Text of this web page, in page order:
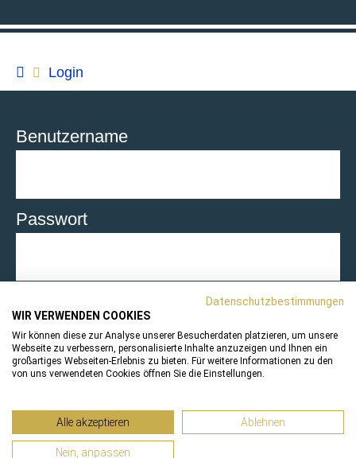
Login
Benutzername
Passwort
Abschicken
Impressum |Kontakt
FaceBook
Datenschutzbestimmungen
WIR VERWENDEN COOKIES
Wir können diese zur Analyse unserer Besucherdaten platzieren, um unsere
Webseite zu verbessern, personalisierte Inhalte anzuzeigen und Ihnen ein
großartiges Webseiten-Erlebnis zu bieten. Für weitere Informationen zu den
von uns verwendeten Cookies öffnen Sie die Einstellungen.
Alle akzeptieren Ablehnen
Nein, anpassen